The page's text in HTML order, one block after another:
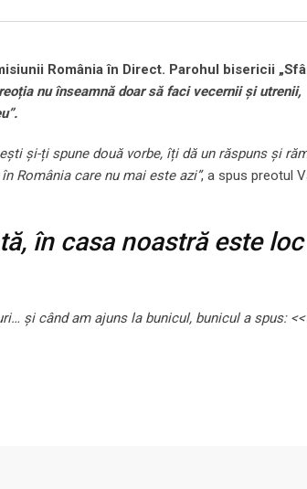
România în Direct. Parohul bisericii
nu înseamnă doar să faci vecernii și utrenii,
și-ți spune două vorbe, îți dă un răspuns și
România care nu mai este azi”, a spus preotul
în casa noastră este loc
și când am ajuns la bunicul, bunicul a spus: